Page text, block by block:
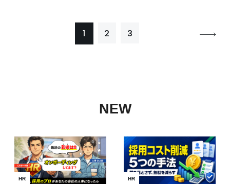
1 2 3
NEW
HR HR